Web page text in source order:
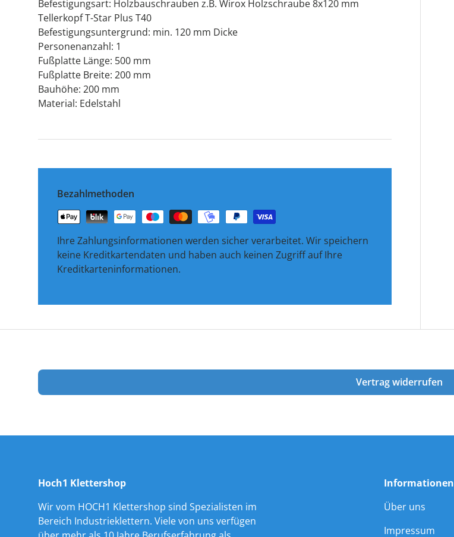
Befestigungsart: Holzbauschrauben z.B. Wirox Holzschraube 8x120 mm
Tellerkopf T-Star Plus T40
Befestigungsuntergrund: min. 120 mm Dicke
Personenanzahl: 1
Fußplatte Länge: 500 mm
Fußplatte Breite: 200 mm
Bauhöhe: 200 mm
Material: Edelstahl
Bezahlmethoden
Ihre Zahlungsinformationen werden sicher verarbeitet. Wir speichern
keine Kreditkartendaten und haben auch keinen Zugriff auf Ihre
Kreditkarteninformationen.
Vertrag widerrufen
Hoch1 Klettershop
Wir vom HOCH1 Klettershop sind Spezialisten im
Bereich Industrieklettern. Viele von uns verfügen
Informationen
Über uns
Impressum